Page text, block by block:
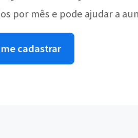
por mês e pode ajudar a
cadastrar